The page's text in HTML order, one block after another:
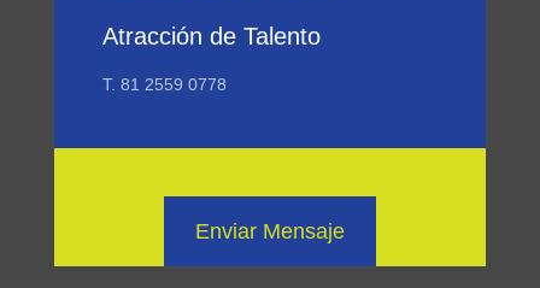
Atracción de Talento
T. 81 2559 0778
Enviar Mensaje